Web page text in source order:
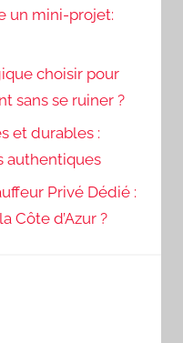
un mini-projet:
choisir pour
sans se ruiner ?
et durables :
authentiques
Privé Dédié :
Côte d’Azur ?